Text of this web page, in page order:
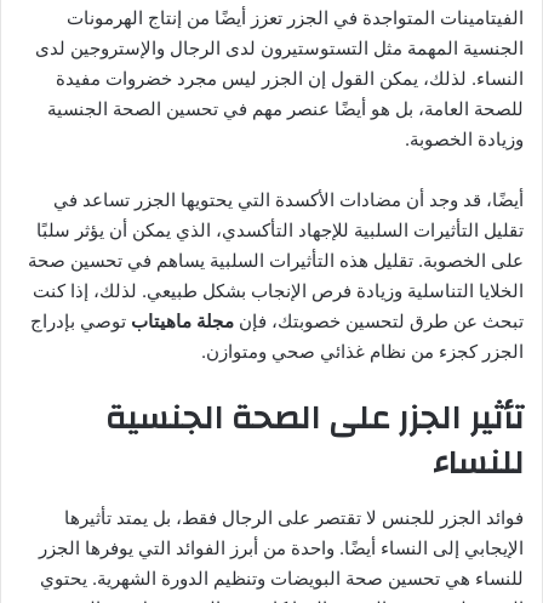
الفيتامينات المتواجدة في الجزر تعزز أيضًا من إنتاج الهرمونات
الجنسية المهمة مثل التستوستيرون لدى الرجال والإستروجين لدى
النساء. لذلك، يمكن القول إن الجزر ليس مجرد خضروات مفيدة
للصحة العامة، بل هو أيضًا عنصر مهم في تحسين الصحة الجنسية
وزيادة الخصوبة.
أيضًا، قد وجد أن مضادات الأكسدة التي يحتويها الجزر تساعد في
تقليل التأثيرات السلبية للإجهاد التأكسدي، الذي يمكن أن يؤثر سلبًا
على الخصوبة. تقليل هذه التأثيرات السلبية يساهم في تحسين صحة
الخلايا التناسلية وزيادة فرص الإنجاب بشكل طبيعي. لذلك، إذا كنت
تبحث عن طرق لتحسين خصوبتك، فإن مجلة ماهيتاب توصي بإدراج
الجزر كجزء من نظام غذائي صحي ومتوازن.
تأثير الجزر على الصحة الجنسية
للنساء
فوائد الجزر للجنس لا تقتصر على الرجال فقط، بل يمتد تأثيرها
الإيجابي إلى النساء أيضًا. واحدة من أبرز الفوائد التي يوفرها الجزر
للنساء هي تحسين صحة البويضات وتنظيم الدورة الشهرية. يحتوي